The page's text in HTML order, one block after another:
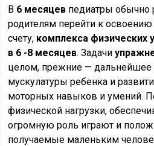
В 6 месяцев педиатры
родителям перейти к
счету, комплекса физических
в 6 -8 месяцев. Задачи
целом, прежние — дальнейшее
мускулатуры ребенка и
моторных навыков и умений.
физической нагрузки,
огромную роль играют и
получаемые маленьким